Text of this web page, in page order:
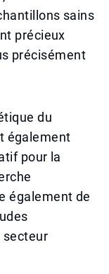
sains
précieux
précisément
du
également
pour la
également de
secteur